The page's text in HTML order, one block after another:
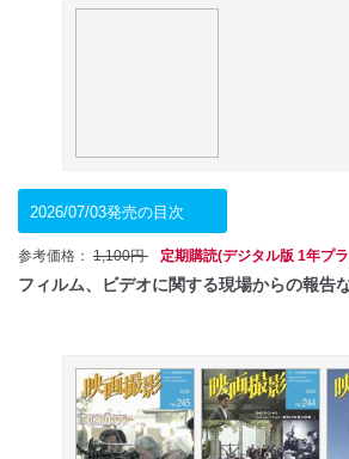
2026/07/03発売の目次
参考価格： 1,100円 定期購読(デジタル版 1年プ
フィルム、ビデオに関する現場からの報告